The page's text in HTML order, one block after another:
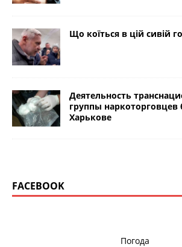
Що коїться в цій сивій
Деятельность
группы наркоторговцев
Харькове
FACEBOOK
Погода